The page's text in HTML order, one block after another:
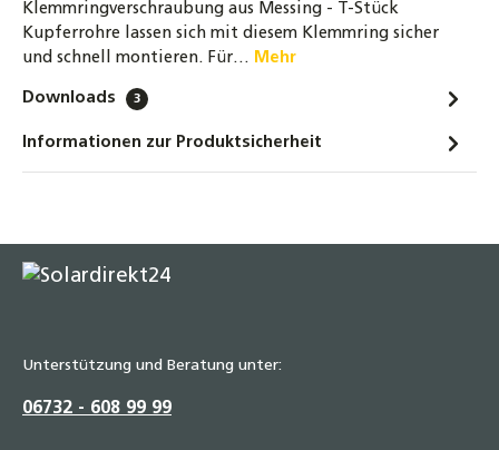
Klemmringverschraubung aus Messing - T-Stück
Kupferrohre lassen sich mit diesem Klemmring sicher
und schnell montieren. Für… Mehr
Downloads 3
Informationen zur Produktsicherheit
Unterstützung und Beratung unter:
06732 - 608 99 99